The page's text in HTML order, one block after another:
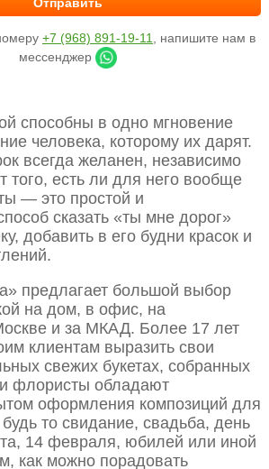
+7 (968) 891-19-11
, напишите нам в
мессенджер
способны в одно мгновение
человека, которому их дарят.
всегда желанен, независимо
того, есть ли для него вообще
— это простой и
сказать «ты мне дорог»
добавить в его будни красок и
предлагает большой выбор
на дом, в офис, на
и за МКАД. Более 17 лет
клиентам выразить свои
свежих букетах, собранных
флористы обладают
оформления композиций для
то свидание, свадьба, день
14 февраля, юбилей или иной
как можно порадовать